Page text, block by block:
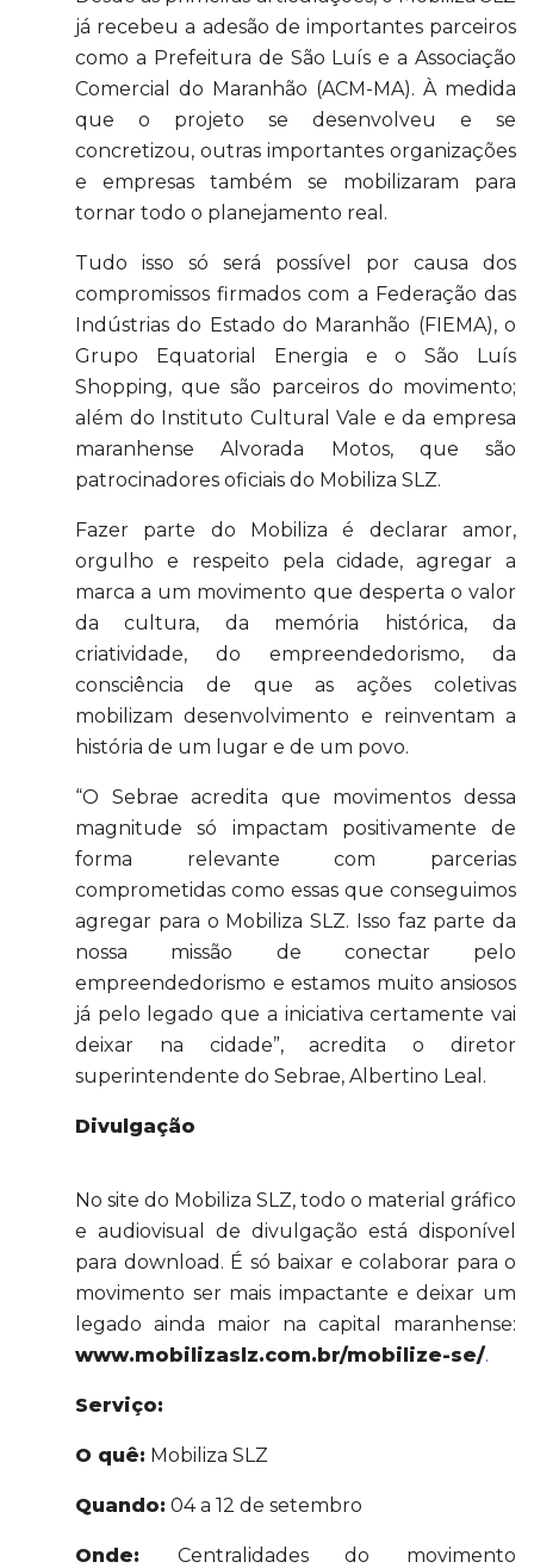
já recebeu a adesão de importantes parceiros
como a Prefeitura de São Luís e a Associação
Comercial do Maranhão (ACM-MA). À medida
que o projeto se desenvolveu e se
concretizou, outras importantes organizações
e empresas também se mobilizaram para
tornar todo o planejamento real.
Tudo isso só será possível por causa dos
compromissos firmados com a Federação das
Indústrias do Estado do Maranhão (FIEMA), o
Grupo Equatorial Energia e o São Luís
Shopping, que são parceiros do movimento;
além do Instituto Cultural Vale e da empresa
maranhense Alvorada Motos, que são
patrocinadores oficiais do Mobiliza SLZ.
Fazer parte do Mobiliza é declarar amor,
orgulho e respeito pela cidade, agregar a
marca a um movimento que desperta o valor
da cultura, da memória histórica, da
criatividade, do empreendedorismo, da
consciência de que as ações coletivas
mobilizam desenvolvimento e reinventam a
história de um lugar e de um povo.
“O Sebrae acredita que movimentos dessa
magnitude só impactam positivamente de
forma relevante com parcerias
comprometidas como essas que conseguimos
agregar para o Mobiliza SLZ. Isso faz parte da
nossa missão de conectar pelo
empreendedorismo e estamos muito ansiosos
já pelo legado que a iniciativa certamente vai
deixar na cidade”, acredita o diretor
superintendente do Sebrae, Albertino Leal.
Divulgação
No site do Mobiliza SLZ, todo o material gráfico
e audiovisual de divulgação está disponível
para download. É só baixar e colaborar para o
movimento ser mais impactante e deixar um
legado ainda maior na capital maranhense:
www.mobilizaslz.com.br/mobilize-se/.
Serviço:
O quê: Mobiliza SLZ
Quando: 04 a 12 de setembro
Onde: Centralidades do movimento